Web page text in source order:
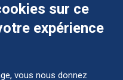
?
sur ce
expérience
vous nous donnez